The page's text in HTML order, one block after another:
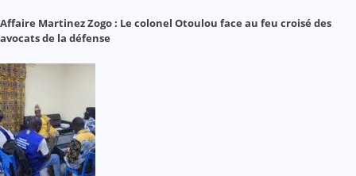
Affaire Martinez Zogo : Le colonel Otoulou face au feu croisé des
avocats de la défense